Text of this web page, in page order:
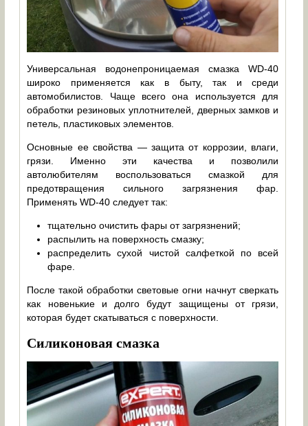
Универсальная водонепроницаемая смазка WD-40
широко применяется как в быту, так и среди
автомобилистов. Чаще всего она используется для
обработки резиновых уплотнителей, дверных замков и
петель, пластиковых элементов.
Основные ее свойства — защита от коррозии, влаги,
грязи. Именно эти качества и позволили
автолюбителям воспользоваться смазкой для
предотвращения сильного загрязнения фар.
Применять WD-40 следует так:
тщательно очистить фары от загрязнений;
распылить на поверхность смазку;
распределить сухой чистой салфеткой по всей
фаре.
После такой обработки световые огни начнут сверкать
как новенькие и долго будут защищены от грязи,
которая будет скатываться с поверхности.
Силиконовая смазка